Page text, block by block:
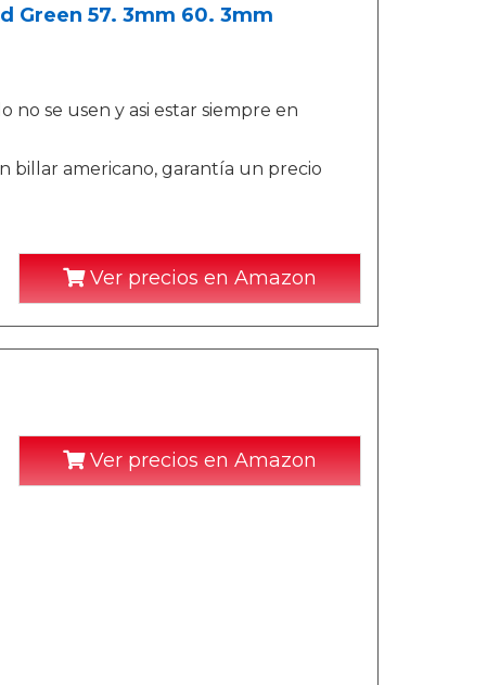
Green 57. 3mm 60. 3mm
se usen y asi estar siempre en
billar americano, garantía un precio
Ver precios en Amazon
Ver precios en Amazon